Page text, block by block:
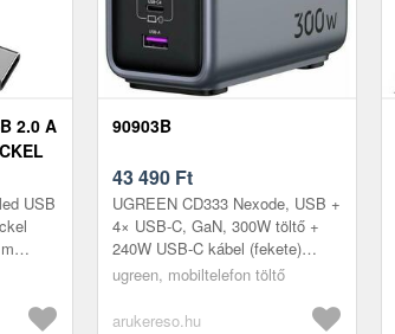
2.0 A
USB
A to
90903B
43 490 Ft
UGREEN CD333 Nexode, USB +
4× USB-C, GaN, 300W töltő +
240W USB-C kábel (fekete)
Fedezd fel az UGREEN CD333
dizájn, akár...
ugreen, mobiltelefon töltő
arukereso.hu